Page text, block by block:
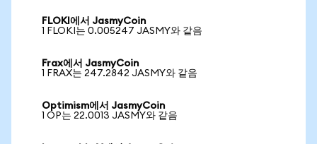
FLOKI에서 JasmyCoin
1 FLOKI는 0.005247 JASMY와 같음
Frax에서 JasmyCoin
1 FRAX는 247.2842 JASMY와 같음
Optimism에서 JasmyCoin
1 OP는 22.0013 JASMY와 같음